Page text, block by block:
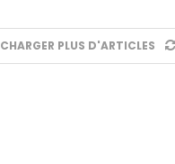
CHARGER PLUS D'ARTICLES